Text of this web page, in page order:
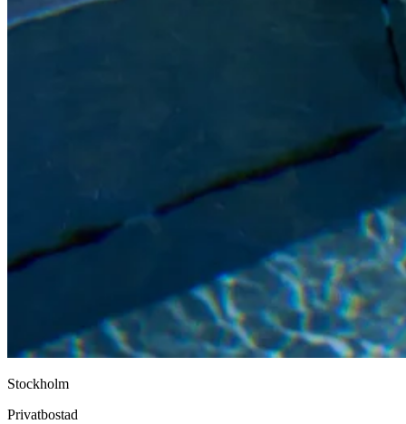
Stockholm
Privatbostad